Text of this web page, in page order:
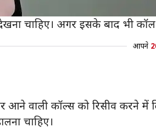
यह समस्या दूर हो जाती है।
चाहिए। अगर इसके बाद भी
आपने
आने वाली कॉल्स को रिसीव
चाहिए।